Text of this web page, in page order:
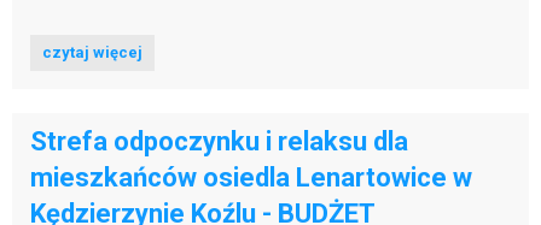
czytaj więcej
Strefa odpoczynku i relaksu dla
mieszkańców osiedla Lenartowice w
Kędzierzynie Koźlu - BUDŻET